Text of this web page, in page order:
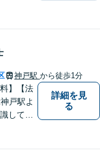
神戸駅 から徒歩1分
】【法
戸駅よ
してい
詳細を見
る